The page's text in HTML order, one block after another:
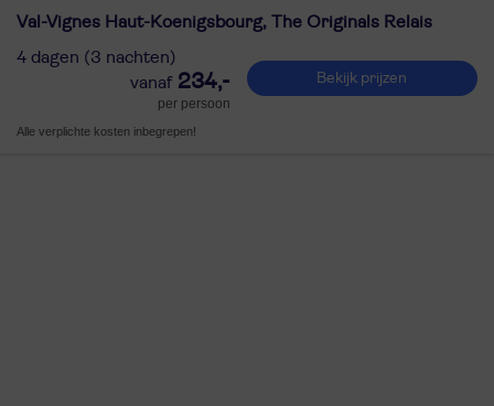
Val-Vignes Haut-Koenigsbourg, The Originals Relais
4 dagen (3 nachten)
234,-
per persoon
Bekijk prijzen
Alle verplichte kosten inbegrepen!